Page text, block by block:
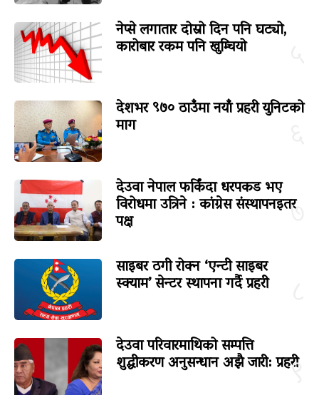
नेप्से लगातार दोस्रो दिन पनि घट्यो,
कारोबार रकम पनि खुम्चियो
देशभर ९७० ठाउँमा नयाँ प्रहरी युनिटको
माग
७
देउवा नेपाल फर्किंदा धरपकड भए
विरोधमा उत्रिने : कांग्रेस संस्थापनइतर
पक्ष
साइबर ठगी रोक्न ‘एन्टी साइबर
स्क्याम’ सेन्टर स्थापना गर्दै प्रहरी
९
देउवा परिवारमाथिको सम्पत्ति
शुद्धीकरण अनुसन्धान अझै जारी: प्रहरी